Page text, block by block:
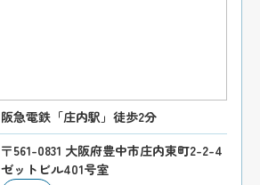
阪急電鉄「庄内駅」徒歩2分
〒561-0831 大阪府豊中市庄内東町2-2-4
ゼットビル401号室